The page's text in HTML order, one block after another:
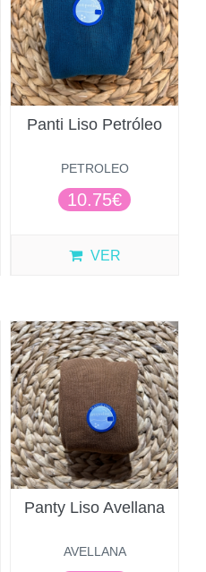
Panti Liso Petróleo
PETROLEO
10.75€
VER
Panty Liso Avellana
AVELLANA